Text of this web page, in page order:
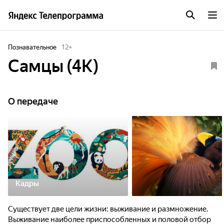
Познавательное 12+
Самцы (4K)
О передаче
Кадры
Существует две цели жизни: выживание и размножение.
Выживание наиболее приспособленных и половой отбор